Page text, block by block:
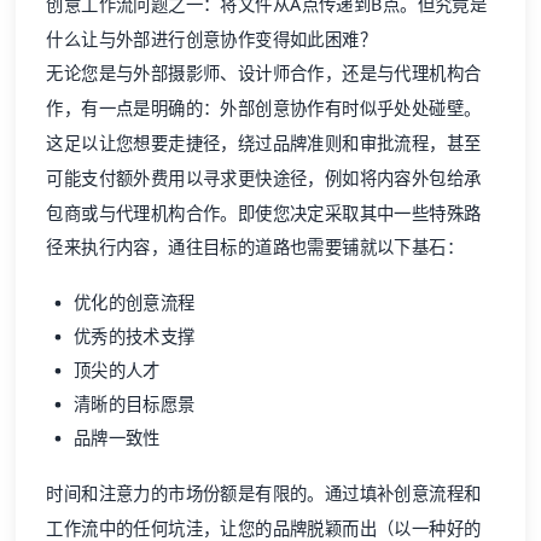
什么让与外部进行创意协作变得如此困难？
无论您是与外部摄影师、设计师合作，还是与代理机构合
作，有一点是明确的：外部创意协作有时似乎处处碰壁。
这足以让您想要走捷径，绕过品牌准则和审批流程，甚至
可能支付额外费用以寻求更快途径，例如将内容外包给承
包商或与代理机构合作。即使您决定采取其中一些特殊路
径来执行内容，通往目标的道路也需要铺就以下基石：
优化的创意流程
优秀的技术支撑
顶尖的人才
清晰的目标愿景
品牌一致性
时间和注意力的市场份额是有限的。通过填补创意流程和
工作流中的任何坑洼，让您的品牌脱颖而出（以一种好的